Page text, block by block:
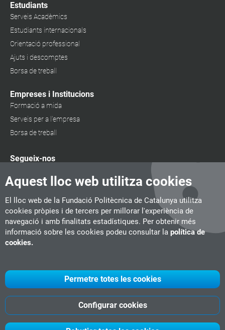
Aquest lloc web utilitza cookies
El lloc web de la Fundació Politècnica de Catalunya utilitza
cookies pròpies i de tercers per millorar l'experiència de
navegació i amb finalitats estadístiques. Per obtenir més
informació sobre les cookies podeu consultar la política de
cookies.
Configurar cookies
Permetre totes les cookies
Estudiants
Serveis Acadèmics
Estudiants internacionals
Orientació professional
Ajuts i descomptes
Borsa de treball
Empreses i Institucions
Formació a mida
Serveis per a l'empresa
Borsa de treball
Segueix-nos
CITM